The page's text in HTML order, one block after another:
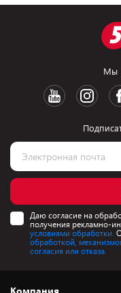
Мы
Даю согласие на
получения рекламно-
условиями обработки.
обработкой,
согласия или отказа.